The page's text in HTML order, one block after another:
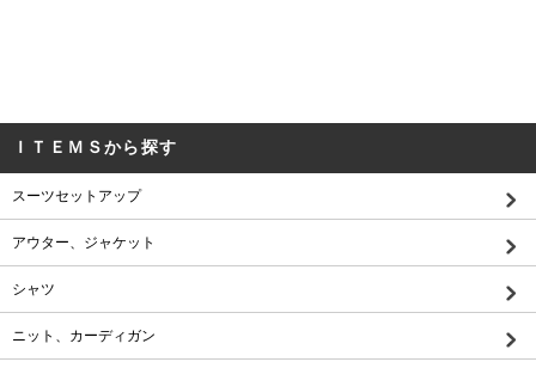
ＩＴＥＭＳから探す
スーツセットアップ
アウター、ジャケット
シャツ
ニット、カーディガン